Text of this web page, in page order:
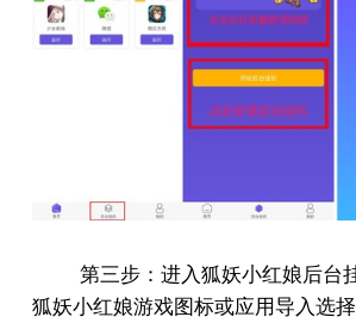
第三步：进入狐妖小红娘后台
狐妖小红娘游戏图标或应用导入选